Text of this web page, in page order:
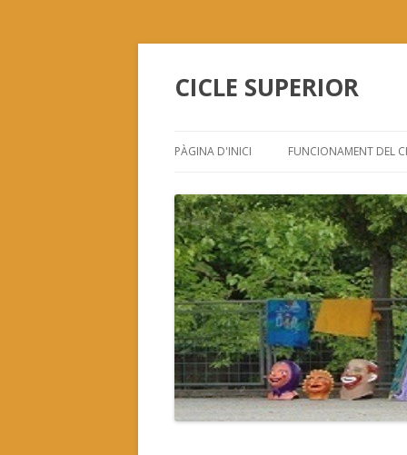
CICLE SUPERIOR
PÀGINA D'INICI FUNCIONAMENT DEL